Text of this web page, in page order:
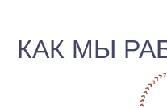
КАК МЫ